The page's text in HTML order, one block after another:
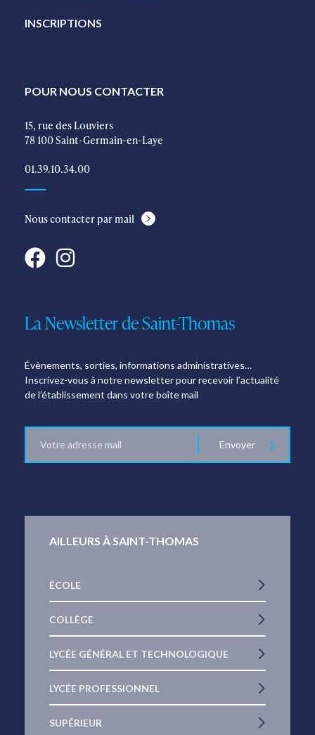
INSCRIPTIONS
POUR NOUS CONTACTER
15, rue des Louviers
78 100 Saint-Germain-en-Laye
01.39.10.34.00
Nous contacter par mail
La Newsletter de Saint-Thomas
Évènements, sorties, informations administratives…
Inscrivez-vous à notre newsletter pour recevoir l’actualité
de l’établissement dans votre boîte mail
mail
Envoyer
AILLEURS À SAINT-THOMAS
ÉCOLE
COLLÈGE
LYCÉE GÉNÉRAL ET TECHNOLOGIQUE
LYCÉE PROFESSIONNEL
SUPÉRIEUR